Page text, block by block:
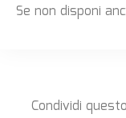
Se non disponi
Condividi